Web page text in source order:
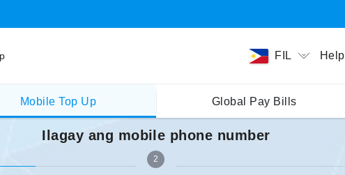
FIL Help
Mobile Top Up Global Pay Bills
Ilagay ang mobile phone number
2